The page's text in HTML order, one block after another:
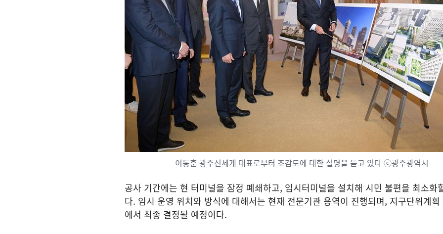
이동훈 광주신세계 대표로부터 조감도에 대한 설명을 듣고 있다 ⓒ광주광역시
공사 기간에는 현 터미널을 잠정 폐쇄하고, 임시터미널을 설치해 시민 불편을 최소화
다. 임시 운영 위치와 방식에 대해서는 현재 전문기관 용역이 진행되며, 지구단위계획
에서 최종 결정될 예정이다.